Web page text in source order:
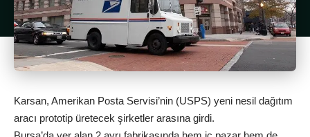
Karsan, Amerikan Posta Servisi’nin (USPS) yeni nesil dağıtım
aracı prototip üretecek şirketler arasına girdi.